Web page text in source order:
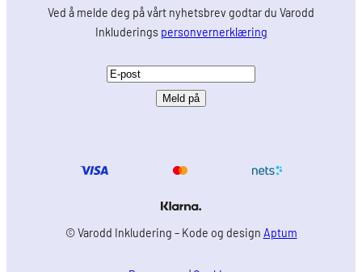
Ved å melde deg på vårt nyhetsbrev godtar du Varodd
Inkluderings personvernerklæring
E
P
© Varodd Inkludering – Kode og design Aptum